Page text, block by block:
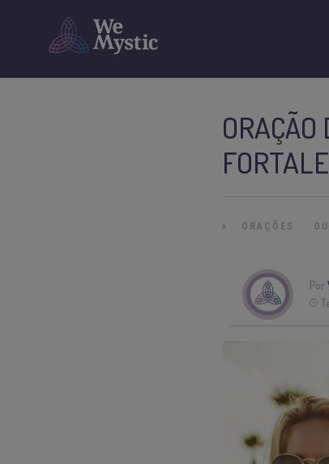
» ORAÇÕES
Por